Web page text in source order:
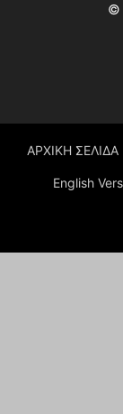
©
ΑΡΧΙΚΗ ΣΕΛΙΔΑ
English